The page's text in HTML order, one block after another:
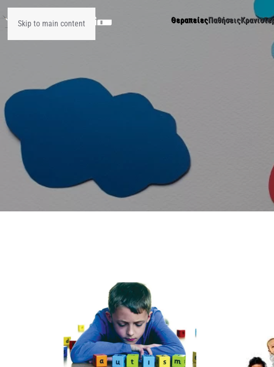
Skip to main content ΘεραπείεςΠαθήσεις